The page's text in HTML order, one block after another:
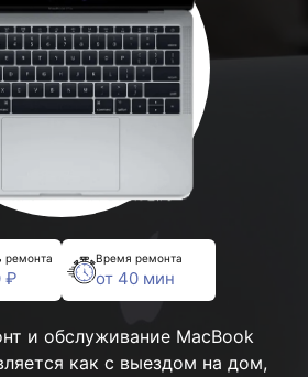
ремонта
₽
Время ремонта
от 40 мин
и обслуживание MacBook
как с выездом на дом,